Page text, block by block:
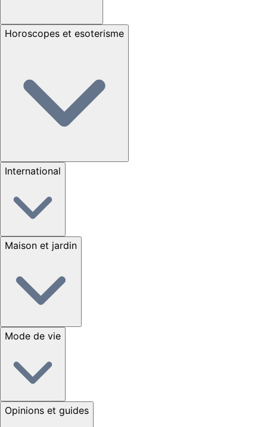
Horoscopes et esoterisme
International
Maison et jardin
Mode de vie
Opinions et guides